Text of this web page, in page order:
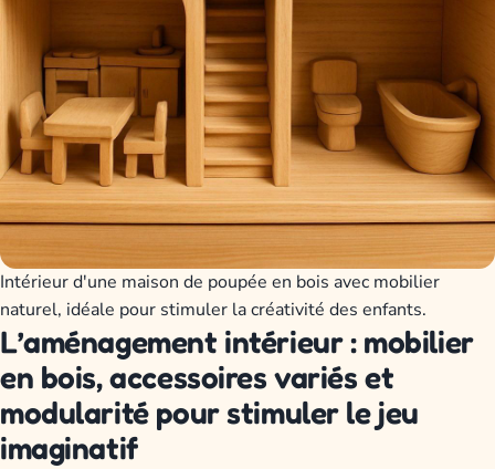
Intérieur d'une maison de poupée en bois avec mobilier
naturel, idéale pour stimuler la créativité des enfants.
L’aménagement intérieur : mobilier
en bois, accessoires variés et
modularité pour stimuler le jeu
imaginatif